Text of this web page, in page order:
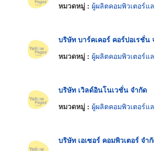
หมวดหมู่ : ผู้ผลิตคอมพิวเตอร์แ
บริษัท บาร์คเคอร์ คอร์ปอเรชั่น
หมวดหมู่ : ผู้ผลิตคอมพิวเตอร์แ
บริษัท เวิลด์อินโนเวชั่น จำกัด
หมวดหมู่ : ผู้ผลิตคอมพิวเตอร์แ
บริษัท เอเซอร์ คอมพิวเตอร์ จำ